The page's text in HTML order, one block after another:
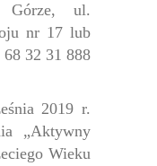
Górze, ul.
nr 17 lub
32 31 888
2019 r.
„Aktywny
Wieku